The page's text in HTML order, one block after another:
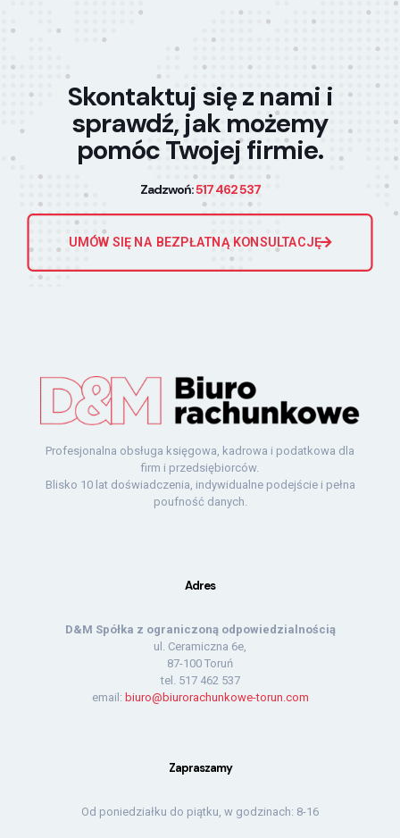
Skontaktuj się z nami i
sprawdź, jak możemy
pomóc Twojej firmie.
Zadzwoń:517 462 537
UMÓW SIĘ NA BEZPŁATNĄ KONSULTACJĘ
Profesjonalna obsługa księgowa, kadrowa i podatkowa dla
firm i przedsiębiorców.
Blisko 10 lat doświadczenia, indywidualne podejście i pełna
poufność danych.
Adres
D&M Spółka z ograniczoną odpowiedzialnością
ul. Ceramiczna 6e,
87-100 Toruń
tel. 517 462 537
email: biuro@biurorachunkowe-torun.com
Zapraszamy
Od poniedziałku do piątku, w godzinach: 8-16